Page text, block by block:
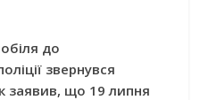
до
звернувся
заявив, що 19 липня